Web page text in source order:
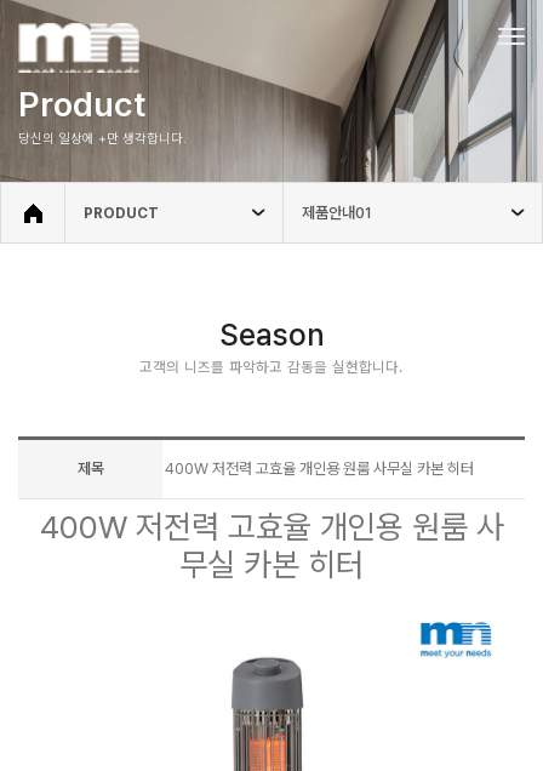
Product
당신의 일상에 +만 생각합니다.
PRODUCT 제품안내01
Season
고객의 니즈를 파악하고 감동을 실현합니다.
제목 400W 저전력 고효율 개인용 원룸 사무실 카본 히터
400W 저전력 고효율 개인용 원룸 사
무실 카본 히터